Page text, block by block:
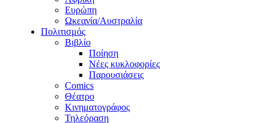
Ευρώπη
Ωκεανία/Αυστραλία
Πολιτισμός
Βιβλίο
Ποίηση
Νέες κυκλοφορίες
Παρουσιάσεις
Comics
Θέατρο
Κινηματογράφος
Τηλεόραση